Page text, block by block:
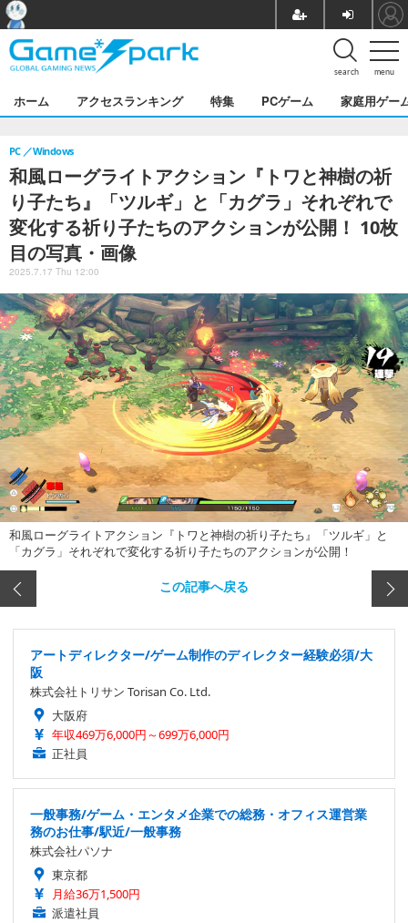
menu
search
ホーム アクセスランキング 特集 PCゲーム 家庭用ゲー
和風ローグライトアクション『トワと神樹の祈
り子たち』「ツルギ」と「カグラ」それぞれで
変化する祈り子たちのアクションが公開！ 10枚
目の写真・画像
PC Windows
2025.7.17 Thu 12:00
和風ローグライトアクション『トワと神樹の祈り子たち』「ツルギ」と
「カグラ」それぞれで変化する祈り子たちのアクションが公開！
この記事へ戻る
アートディレクター/ゲーム制作のディレクター経験必須/大
阪
株式会社トリサン Torisan Co. Ltd.
大阪府
年収469万6,000円～699万6,000円
正社員
一般事務/ゲーム・エンタメ企業での総務・オフィス運営業
務のお仕事/駅近/一般事務
株式会社パソナ
東京都
月給36万1,500円
派遣社員